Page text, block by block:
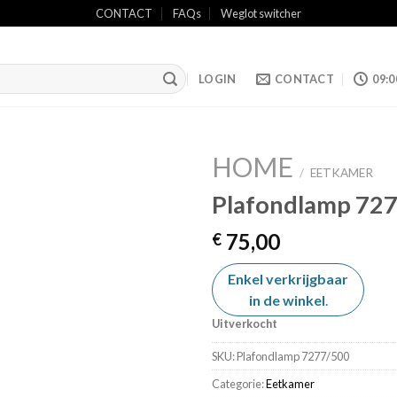
CONTACT FAQs Weglot switcher
LOGIN CONTACT
HOME / EETKAMER
Plafondlamp
€ 75,00
Enkel verkrijgbaar
in de winkel.
Uitverkocht
SKU:Plafondlamp 7277/500
Categorie:Eetkamer